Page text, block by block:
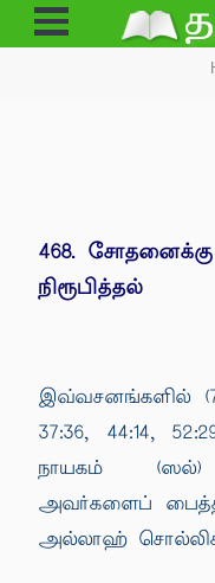
Open
Menu
468.
நிரூபித்தல்
இவ்வசனங்களில்
37:36, 44:14,
நாயகம் (ஸல்)
அவர்களைப்
அல்லாஹ் சொல்லிக்